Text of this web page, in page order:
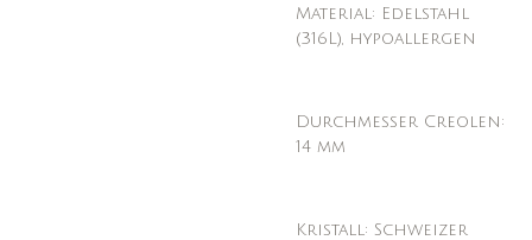
Material: Edelstahl
(316L), hypoallergen
Durchmesser Creolen:
14 mm
Kristall: Schweizer